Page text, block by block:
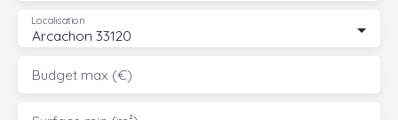
Arcachon 33120
Localisation
Budget max (€)